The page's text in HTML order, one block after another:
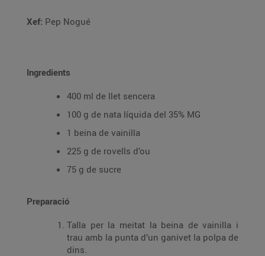
Xef: Pep Nogué
Ingredients
400 ml de llet sencera
100 g de nata líquida del 35% MG
1 beina de vainilla
225 g de rovells d’ou
75 g de sucre
Preparació
Talla per la meitat la beina de vainilla i
trau amb la punta d’un ganivet la polpa de
dins.